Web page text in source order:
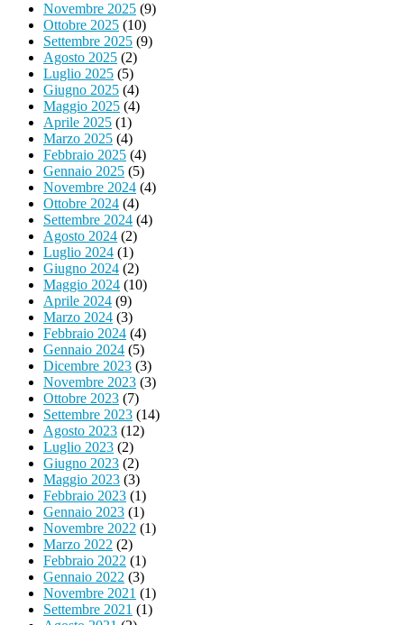
Novembre 2025 (9)
Ottobre 2025 (10)
Settembre 2025 (9)
Agosto 2025 (2)
Luglio 2025 (5)
Giugno 2025 (4)
Maggio 2025 (4)
Aprile 2025 (1)
Marzo 2025 (4)
Febbraio 2025 (4)
Gennaio 2025 (5)
Novembre 2024 (4)
Ottobre 2024 (4)
Settembre 2024 (4)
Agosto 2024 (2)
Luglio 2024 (1)
Giugno 2024 (2)
Maggio 2024 (10)
Aprile 2024 (9)
Marzo 2024 (3)
Febbraio 2024 (4)
Gennaio 2024 (5)
Dicembre 2023 (3)
Novembre 2023 (3)
Ottobre 2023 (7)
Settembre 2023 (14)
Agosto 2023 (12)
Luglio 2023 (2)
Giugno 2023 (2)
Maggio 2023 (3)
Febbraio 2023 (1)
Gennaio 2023 (1)
Novembre 2022 (1)
Marzo 2022 (2)
Febbraio 2022 (1)
Gennaio 2022 (3)
Novembre 2021 (1)
Settembre 2021 (1)